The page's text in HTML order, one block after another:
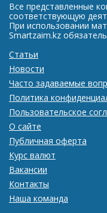
Все представленные
соответствующую
При использовании
Smartzaim.kz
Статьи
Новости
Часто задаваемые
Политика
Пользовательское
О сайте
Публичная оферта
Курс валют
Вакансии
Контакты
Наша команда